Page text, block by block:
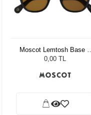
Moscot Lemtosh Base 2
Sun 49 Black Amber
0,00 TL